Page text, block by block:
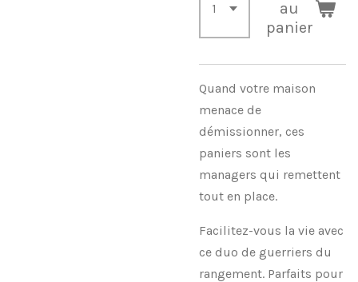
au
panier
Quand votre maison
menace de
démissionner, ces
paniers sont les
managers qui remettent
tout en place.
Facilitez-vous la vie avec
ce duo de guerriers du
rangement. Parfaits pour